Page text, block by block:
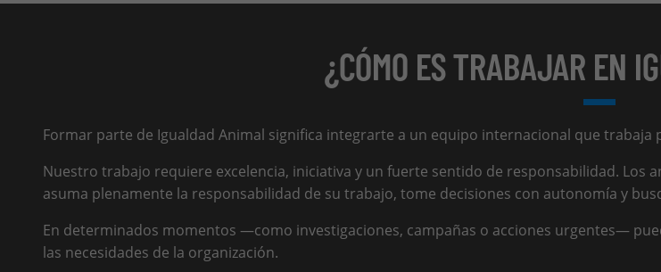
¿CÓMO ES TRABAJAR EN
Formar parte de Igualdad Animal significa integrarte a un equipo internacional que trabaja
Nuestro trabajo requiere excelencia, iniciativa y un fuerte sentido de responsabilidad. Los
asuma plenamente la responsabilidad de su trabajo, tome decisiones con autonomía y
En determinados momentos —como investigaciones, campañas o acciones urgentes—
las necesidades de la organización.